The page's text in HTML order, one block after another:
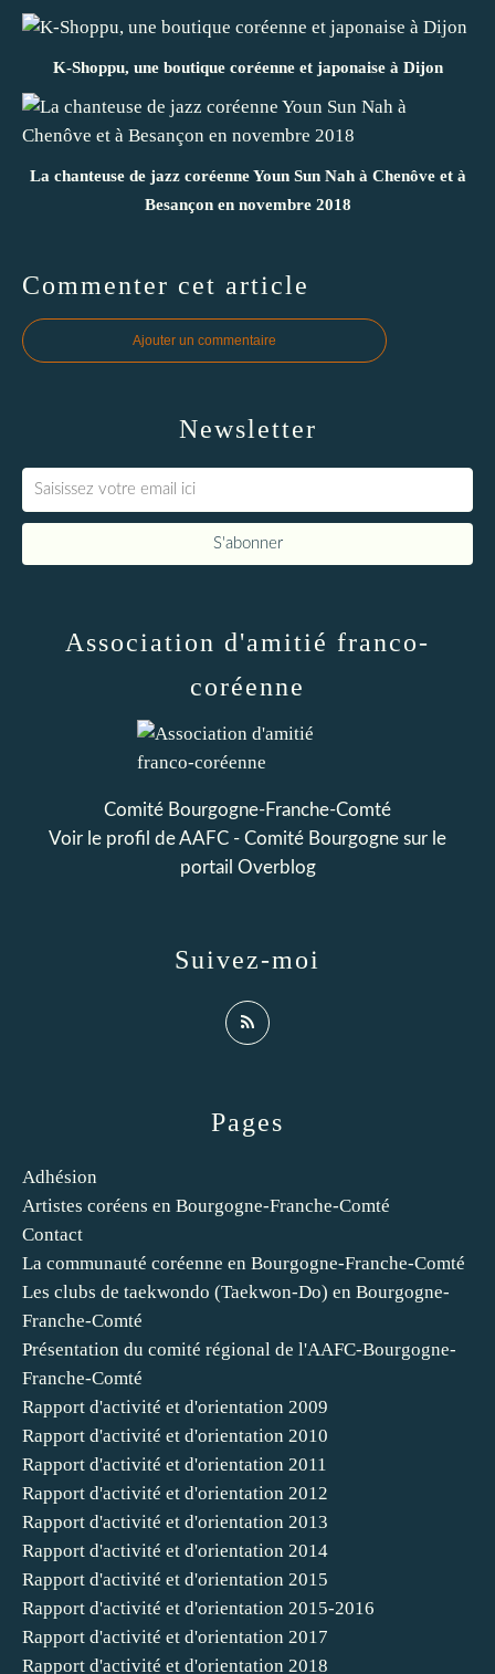
K-Shoppu, une boutique coréenne et japonaise à Dijon
La chanteuse de jazz coréenne Youn Sun Nah à Chenôve et à
Besançon en novembre 2018
Commenter cet article
Ajouter un commentaire
Newsletter
Pages
Adhésion
Artistes coréens en Bourgogne-Franche-Comté
Contact
La communauté coréenne en Bourgogne-Franche-Comté
Les clubs de taekwondo (Taekwon-Do) en Bourgogne-
Franche-Comté
Présentation du comité régional de l'AAFC-Bourgogne-
Franche-Comté
Rapport d'activité et d'orientation 2009
Rapport d'activité et d'orientation 2010
Rapport d'activité et d'orientation 2011
Rapport d'activité et d'orientation 2012
Rapport d'activité et d'orientation 2013
Rapport d'activité et d'orientation 2014
Rapport d'activité et d'orientation 2015
Rapport d'activité et d'orientation 2015-2016
Rapport d'activité et d'orientation 2017
Rapport d'activité et d'orientation 2018
Association d'amitié franco-
coréenne
Comité Bourgogne-Franche-Comté
Voir le profil deAAFC - Comité Bourgogne sur le
portail Overblog
Suivez-moi